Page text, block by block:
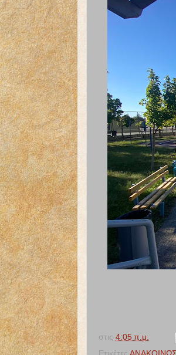
στις 4:05 π.μ.